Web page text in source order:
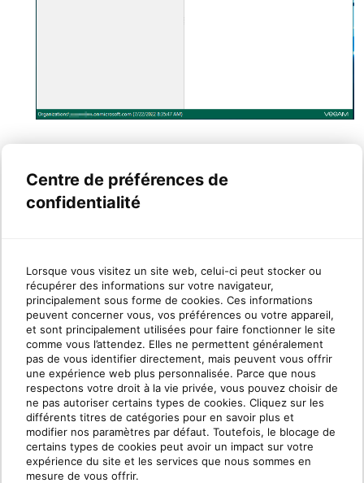
Centre de préférences de
confidentialité
Lorsque vous visitez un site web, celui-ci peut stocker ou
récupérer des informations sur votre navigateur,
principalement sous forme de cookies. Ces informations
peuvent concerner vous, vos préférences ou votre appareil,
et sont principalement utilisées pour faire fonctionner le site
comme vous l’attendez. Elles ne permettent généralement
pas de vous identifier directement, mais peuvent vous offrir
une expérience web plus personnalisée. Parce que nous
respectons votre droit à la vie privée, vous pouvez choisir de
ne pas autoriser certains types de cookies. Cliquez sur les
différents titres de catégories pour en savoir plus et
modifier nos paramètres par défaut. Toutefois, le blocage de
certains types de cookies peut avoir un impact sur votre
expérience du site et les services que nous sommes en
mesure de vous offrir.
Maintenant que vous êtes connectés à la
consulter cet article pour savoir comment
restaurer les données Microsoft OneDrive
Entreprise à partir de sauvegardes :
Comment restaurer des données à l'aide des explorateurs
Veeam pour Microsoft OneDrive Entreprise avec la
Sauvegarde M365 propulsée par Veeam.
Références
Veuillez consulter la documentation du